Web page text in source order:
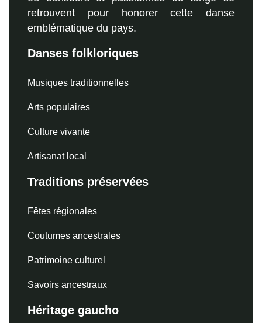
retrouvent pour honorer cette danse
emblématique du pays.
Danses folkloriques
Musiques traditionnelles
Arts populaires
Culture vivante
Artisanat local
Traditions préservées
Fêtes régionales
Coutumes ancestrales
Patrimoine culturel
Savoirs ancestraux
Héritage gaucho